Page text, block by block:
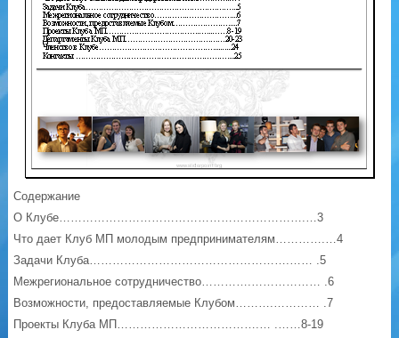
Содержание
О Клубе……………………………………………………….…3
Что дает Клуб МП молодым предпринимателям………….…4
Задачи Клуба…………………………………………….…… .5
Межрегиональное сотрудничество………….……………… .6
Возможности, предоставляемые Клубом……….………… .7
Проекты Клуба МП……………………………….… .……8-19